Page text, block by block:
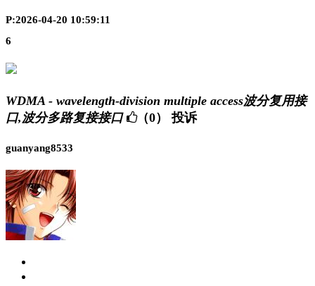
P:2026-04-20 10:59:11
6
WDMA - wavelength-division multiple access波分复用接
口,波分多路复接接口
（0） 投诉
guanyang8533